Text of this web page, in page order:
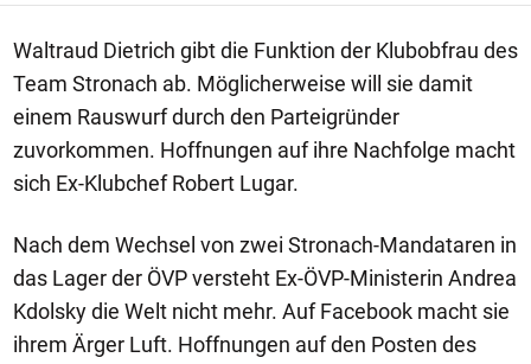
Waltraud Dietrich gibt die Funktion der Klubobfrau des
Team Stronach ab. Möglicherweise will sie damit
einem Rauswurf durch den Parteigründer
zuvorkommen. Hoffnungen auf ihre Nachfolge macht
sich Ex-Klubchef Robert Lugar.
Nach dem Wechsel von zwei Stronach-Mandataren in
das Lager der ÖVP versteht Ex-ÖVP-Ministerin Andrea
Kdolsky die Welt nicht mehr. Auf Facebook macht sie
ihrem Ärger Luft. Hoffnungen auf den Posten des